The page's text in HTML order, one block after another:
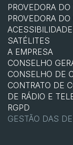
PROVEDORA
PROVEDORA
SATÉLITES
A EMPRESA
CONSELHO
CONSELHO DE
CONTRATO DE
DE RÁDIO E
RGPD
GESTÃO DAS